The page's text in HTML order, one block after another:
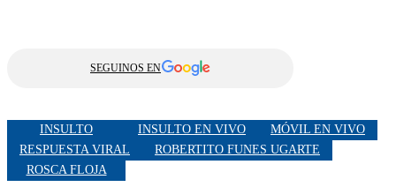
SEGUINOS EN
INSULTO INSULTO EN VIVO
MÓVIL EN VIVO
RESPUESTA VIRAL
ROBERTITO FUNES UGARTE
ROSCA FLOJA